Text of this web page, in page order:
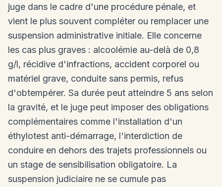
juge dans le cadre d'une procédure pénale, et
vient le plus souvent compléter ou remplacer une
suspension administrative initiale. Elle concerne
les cas plus graves : alcoolémie au-delà de 0,8
g/l, récidive d'infractions, accident corporel ou
matériel grave, conduite sans permis, refus
d'obtempérer. Sa durée peut atteindre 5 ans selon
la gravité, et le juge peut imposer des obligations
complémentaires comme l'installation d'un
éthylotest anti-démarrage, l'interdiction de
conduire en dehors des trajets professionnels ou
un stage de sensibilisation obligatoire. La
suspension judiciaire ne se cumule pas